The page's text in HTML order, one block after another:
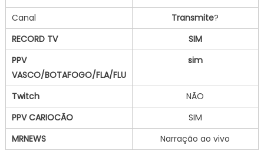
Canal Transmite?
RECORD TV
SIM
PPV
VASCO/BOTAFOGO/FLA/FLU
sim
Twitch
NÃO
PPV CARIOCÃO
SIM
MRNEWS
Narração ao vivo